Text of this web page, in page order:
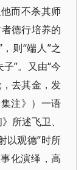
而不杀其师
德行培养的
则“端人”之
”。又由“今
去其金，发
注》）一语
所述飞卫、
以观德”时所
化演绎，高